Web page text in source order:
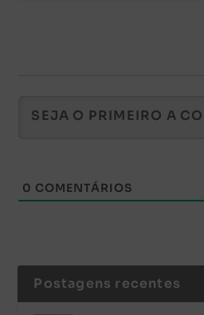
0 COMENTÁRIOS
Postagens recentes